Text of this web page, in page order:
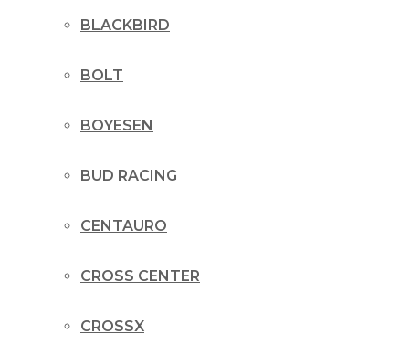
BLACKBIRD
BOLT
BOYESEN
BUD RACING
CENTAURO
CROSS CENTER
CROSSX